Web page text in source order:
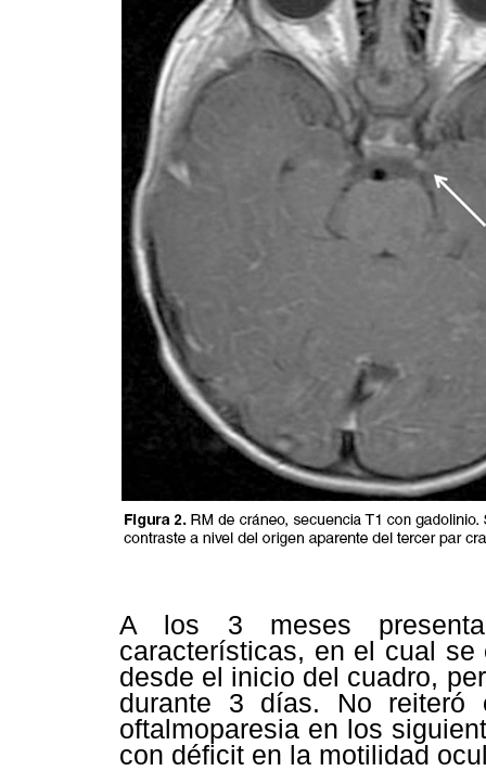
A los 3 meses
características, en el cual
desde el inicio del cuadro,
durante 3 días. No reiteró
oftalmoparesia en los
con déficit en la motilidad